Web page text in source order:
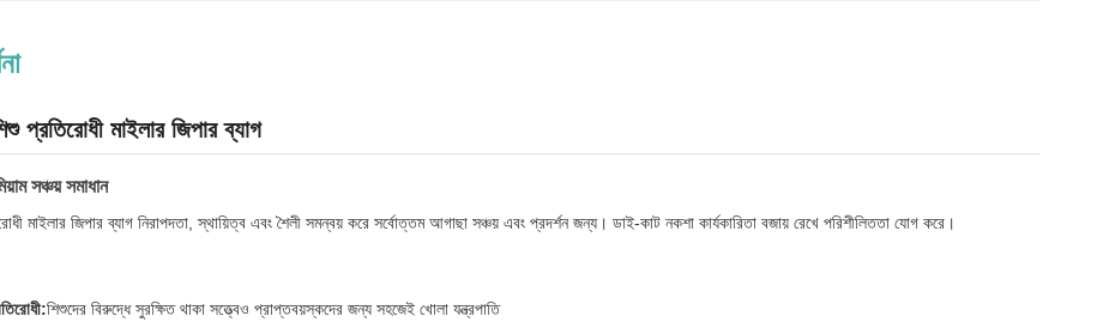
প্রতিরোধী মাইলার জিপার ব্যাগ
সঞ্চয় সমাধান
মাইলার জিপার ব্যাগ নিরাপদতা, স্থায়িত্ব এবং শৈলী সমন্বয় করে সর্বোত্তম আগাছা সঞ্চয় এবং প্রদর্শন জন্য। ডাই-কাট নকশা কার্যকারিতা বজায় রেখে পরিশীলিততা যোগ করে।
শিশুদের বিরুদ্ধে সুরক্ষিত থাকা সত্ত্বেও প্রাপ্তবয়স্কদের জন্য সহজেই খোলা যন্ত্রপাতি